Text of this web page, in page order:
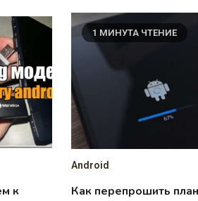
к
1 МИНУТА ЧТЕНИЕ
Android
Как перепрошить